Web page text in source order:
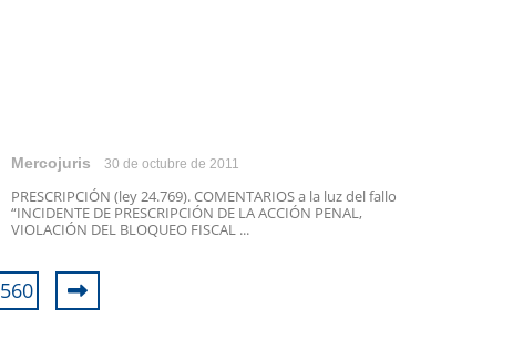
Mercojuris 30 de octubre de 2011
PRESCRIPCIÓN (ley 24.769). COMENTARIOS a la luz del fallo
“INCIDENTE DE PRESCRIPCIÓN DE LA ACCIÓN PENAL,
VIOLACIÓN DEL BLOQUEO FISCAL ...
560